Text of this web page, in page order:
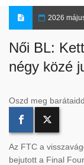
2026
Női BL:
négy közé
Oszd meg
Az FTC a
bejutott a Final